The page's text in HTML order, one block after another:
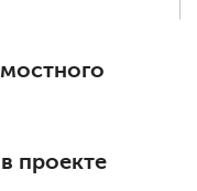
проекте